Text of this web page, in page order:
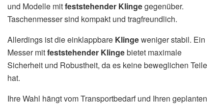
und Modelle mitfeststehender Klingegegenüber.
Taschenmesser sind kompakt und tragfreundlich.
Allerdings ist die einklappbare Klingeweniger stabil. Ein
Messer mitfeststehender Klingebietet maximale
Sicherheit und Robustheit, da es keine beweglichen Teile
hat.
Ihre Wahl hängt vom Transportbedarf und Ihren geplanten